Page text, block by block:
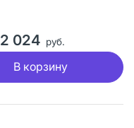
2 024 руб.
В корзину